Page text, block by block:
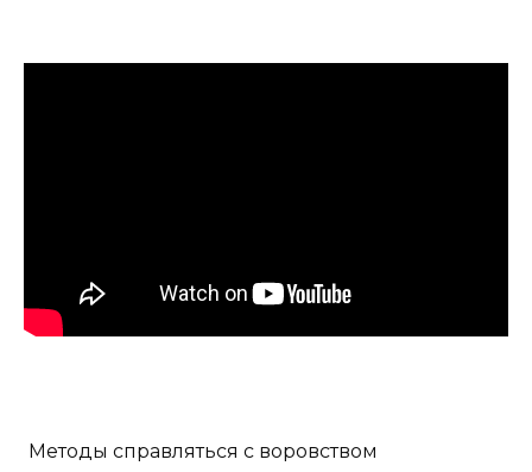
Методы справляться с воровством